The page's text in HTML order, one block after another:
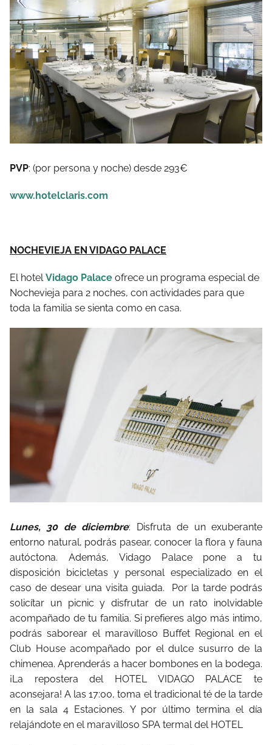
PVP: (por persona y noche) desde 293€
www.hotelclaris.com
NOCHEVIEJA EN VIDAGO PALACE
El hotelVidago Palace ofrece un programa especial de
Nochevieja para 2 noches, con actividades para que
toda la familia se sienta como en casa.
Lunes, 30 de diciembre: Disfruta de un exuberante
entorno natural, podrás pasear, conocer la flora y fauna
autóctona. Además, Vidago Palace pone a tu
disposición bicicletas y personal especializado en el
caso de desear una visita guiada. Por la tarde podrás
solicítar un picnic y disfrutar de un rato inolvidable
acompañado de tu familia. Si prefieres algo más intimo,
podrás saborear el maravilloso Buffet Regional en el
Club House acompañado por el dulce susurro de la
chimenea. Aprenderás a hacer bombones en la bodega.
¡La repostera del HOTEL VIDAGO PALACE te
aconsejara! A las 17:00, toma el tradicional té de la tarde
en la sala 4 Estaciones. Y por último termina el día
relajándote en el maravilloso SPA termal del HOTEL